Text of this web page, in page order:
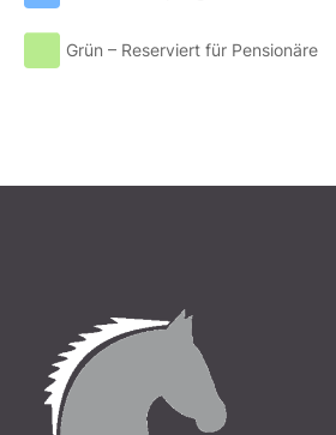
Grün – Reserviert für Pensionäre